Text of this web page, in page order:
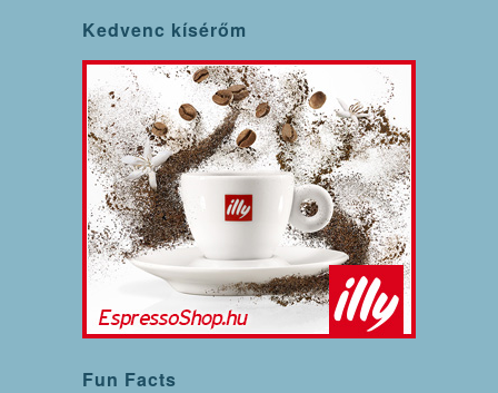
Kedvenc kísérőm
Fun Facts